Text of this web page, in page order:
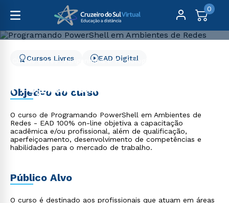
0
Cursos Livres
Engenharia e Tecnologia
Programando PowerShell
em Ambientes de Redes
Cursos Livres EAD Digital
Objetivo do curso
O curso de Programando PowerShell em Ambientes de
Redes - EAD 100% on-line objetiva a capacitação
acadêmica e/ou profissional, além de qualificação,
aperfeiçoamento, desenvolvimento de competências e
habilidades para o mercado de trabalho.
Público Alvo
O curso é destinado aos profissionais que atuam em áreas